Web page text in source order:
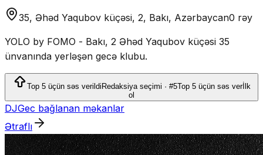
35, Əhəd Yaqubov küçəsi, 2, Bakı, Azərbaycan0 rəy
YOLO by FOMO - Bakı, 2 Əhəd Yaqubov küçəsi 35
ünvanında yerləşən gecə klubu.
Top 5 üçün səs verildi Redaksiya seçimi · #5Top 5 üçün səs verİlk
ol
DJGec bağlanan məkanlar
Ətraflı